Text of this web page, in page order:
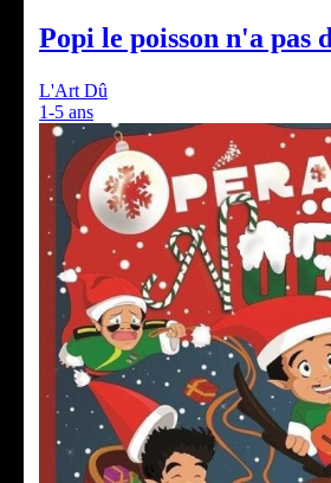
Popi le poisson n'a pas
L'Art Dû
1-5 ans